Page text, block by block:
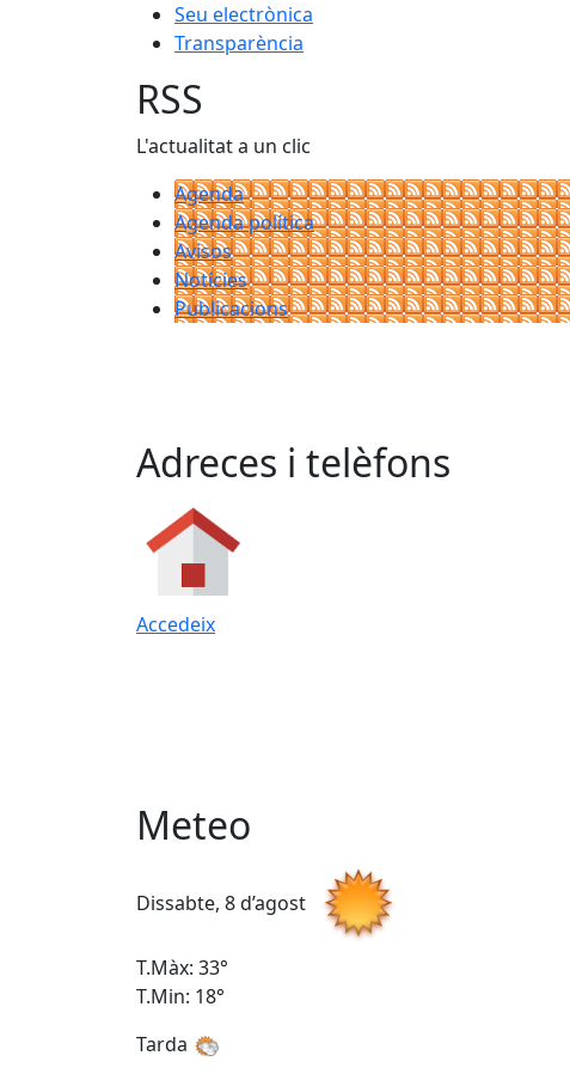
Seu electrònica
Transparència
RSS
L'actualitat a un clic
Agenda
Agenda política
Avisos
Notícies
Publicacions
Adreces i telèfons
Accedeix
Meteo
Dissabte, 8 d’agost
T.Màx: 33°
T.Min: 18°
Tarda